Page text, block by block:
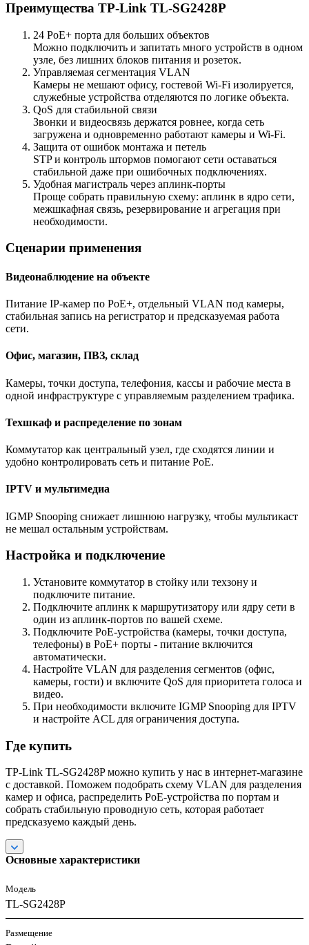
Преимущества TP-Link TL-SG2428P
24 PoE+ порта для больших объектов
Можно подключить и запитать много устройств в одном
узле, без лишних блоков питания и розеток.
Управляемая сегментация VLAN
Камеры не мешают офису, гостевой Wi-Fi изолируется,
служебные устройства отделяются по логике объекта.
QoS для стабильной связи
Звонки и видеосвязь держатся ровнее, когда сеть
загружена и одновременно работают камеры и Wi-Fi.
Защита от ошибок монтажа и петель
STP и контроль штормов помогают сети оставаться
стабильной даже при ошибочных подключениях.
Удобная магистраль через аплинк-порты
Проще собрать правильную схему: аплинк в ядро сети,
межшкафная связь, резервирование и агрегация при
необходимости.
Сценарии применения
Видеонаблюдение на объекте
Питание IP-камер по PoE+, отдельный VLAN под камеры,
стабильная запись на регистратор и предсказуемая работа
сети.
Офис, магазин, ПВЗ, склад
Камеры, точки доступа, телефония, кассы и рабочие места в
одной инфраструктуре с управляемым разделением трафика.
Техшкаф и распределение по зонам
Коммутатор как центральный узел, где сходятся линии и
удобно контролировать сеть и питание PoE.
IPTV и мультимедиа
IGMP Snooping снижает лишнюю нагрузку, чтобы мультикаст
не мешал остальным устройствам.
Настройка и подключение
Установите коммутатор в стойку или техзону и
подключите питание.
Подключите аплинк к маршрутизатору или ядру сети в
один из аплинк-портов по вашей схеме.
Подключите PoE-устройства (камеры, точки доступа,
телефоны) в PoE+ порты - питание включится
автоматически.
Настройте VLAN для разделения сегментов (офис,
камеры, гости) и включите QoS для приоритета голоса и
видео.
При необходимости включите IGMP Snooping для IPTV
и настройте ACL для ограничения доступа.
Где купить
TP-Link TL-SG2428P можно купить у нас в интернет-магазине
с доставкой. Поможем подобрать схему VLAN для разделения
камер и офиса, распределить PoE-устройства по портам и
собрать стабильную проводную сеть, которая работает
предсказуемо каждый день.
Основные характеристики
Модель
TL-SG2428P
Размещение